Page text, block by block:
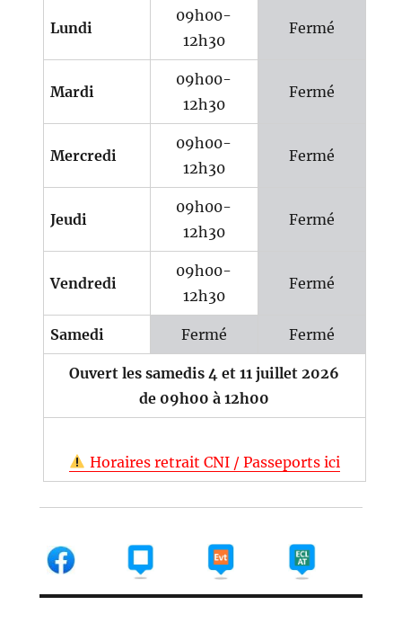
Lundi
09h00-
12h30
Fermé
Mardi
09h00-
12h30
Fermé
Mercredi
09h00-
12h30
Fermé
Jeudi
09h00-
12h30
Fermé
Vendredi
09h00-
12h30
Fermé
Samedi Fermé Fermé
Ouvert les samedis 4 et 11 juillet 2026
de 09h00 à 12h00
Horaires retrait CNI / Passeports ici